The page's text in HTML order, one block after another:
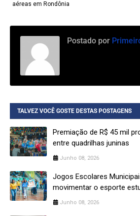
aéreas em Rondônia
Postado por
TALVEZ VOCÊ GOSTE DESTAS POSTAGENS
Premiação de R$ 45 mil
entre quadrilhas juninas
Junho 08, 2026
Jogos Escolares
movimentar o esporte
Junho 08, 2026